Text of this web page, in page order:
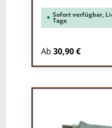
Sofort verfügbar,
Tage
Ab 30,90 €